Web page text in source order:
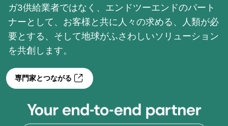
ガ3供給業者ではなく、エンドツーエンドのパート
ナーとして、お客様と共に人々の求める、人類が必
要とする、そして地球がふさわしいソリューション
を共創します。
専門家とつながる